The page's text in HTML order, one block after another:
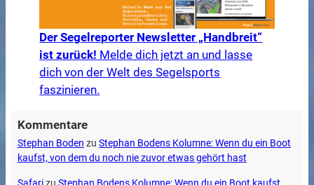
Der Segelreporter Newsletter „Handbreit“
ist zurück! Melde dich jetzt an und lasse
dich von der Welt des Segelsports
faszinieren.
Kommentare
Stephan Boden zu Stephan Bodens Kolumne: Wenn du ein Boot
kaufst, von dem du noch nie zuvor etwas gehört hast